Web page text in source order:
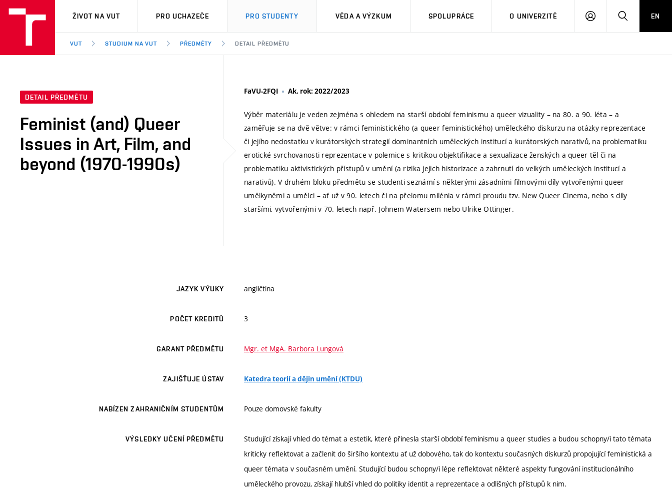
VUT
ŽIVOT NA VUT PRO UCHAZEČE PRO STUDENTY VĚDA A VÝZKUM SPOLUPRÁCE O UNIVERZITĚ
PŘIHLÁSIT HLEDATEN
VUT STUDIUM NA VUT PŘEDMĚTY DETAIL PŘEDMĚTU
DETAIL PŘEDMĚTU
Feminist (and) Queer
Issues in Art, Film, and
beyond (1970-1990s)
FaVU-2FQI Ak. rok: 2022/2023
Výběr materiálu je veden zejména s ohledem na starší období feminismu a queer vizuality – na 80. a 90. léta – a
zaměřuje se na dvě větve: v rámci feministického (a queer feministického) uměleckého diskurzu na otázky reprezentace
či jejího nedostatku v kurátorských strategií dominantních uměleckých institucí a kurátorských narativů, na problematiku
erotické svrchovanosti reprezentace v polemice s kritikou objektifikace a sexualizace ženských a queer těl či na
problematiku aktivistických přístupů v umění (a rizika jejich historizace a zahrnutí do velkých uměleckých institucí a
narativů). V druhém bloku předmětu se studenti seznámí s některými zásadními filmovými díly vytvořenými queer
umělkyněmi a umělci – ať už v 90. letech či na přelomu milénia v rámci proudu tzv. New Queer Cinema, nebo s díly
staršími, vytvořenými v 70. letech např. Johnem Watersem nebo Ulrike Ottinger.
JAZYK VÝUKY angličtina
POČET KREDITŮ 3
GARANT PŘEDMĚTU Mgr. et MgA. Barbora Lungová
ZAJIŠŤUJE ÚSTAV Katedra teorií a dějin umění (KTDU)
NABÍZEN ZAHRANIČNÍM STUDENTŮM Pouze domovské fakulty
VÝSLEDKY UČENÍ PŘEDMĚTU
Studující získají vhled do témat a estetik, které přinesla starší období feminismu a queer studies a budou schopny/i tato témata
kriticky reflektovat a začlenit do širšího kontextu ať už dobového, tak do kontextu současných diskurzů propojující feministická a
queer témata v současném umění. Studující budou schopny/i lépe reflektovat některé aspekty fungování institucionálního
uměleckého provozu, získají hlubší vhled do politiky identit a reprezentace a odlišných přístupů k nim.